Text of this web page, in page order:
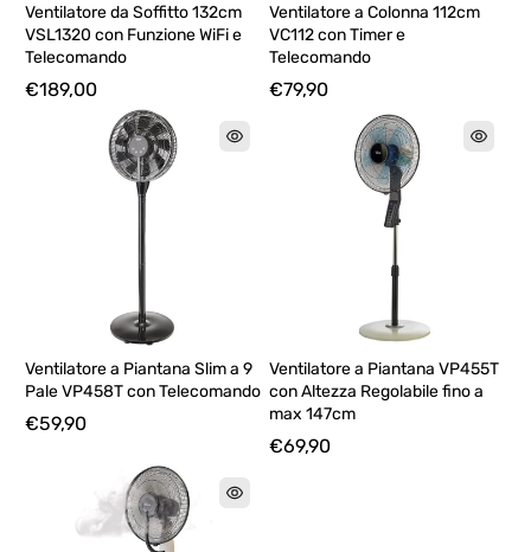
Ventilatore da Soffitto 132cm
VSL1320 con Funzione WiFi e
Telecomando
€189,00
Ventilatore a Colonna 112cm
VC112 con Timer e
Telecomando
€79,90
Ventilatore a Piantana Slim a 9
Pale VP458T con Telecomando
€59,90
Ventilatore a Piantana VP455T
con Altezza Regolabile fino a
max 147cm
€69,90